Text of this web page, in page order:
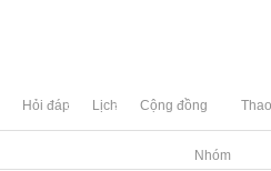
Hỏi đáp Lịch Cộng đồng
Nhóm